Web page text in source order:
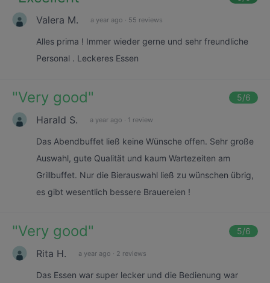
Valera M. a year ago · 55 reviews
Alles prima ! Immer wieder gerne und sehr freundliche
Personal . Leckeres Essen
"Very good" 5/6
Harald S. a year ago · 1 review
Das Abendbuffet ließ keine Wünsche offen. Sehr große
Auswahl, gute Qualität und kaum Wartezeiten am
Grillbuffet. Nur die Bierauswahl ließ zu wünschen übrig,
es gibt wesentlich bessere Brauereien !
"Very good" 5/6
Rita H. a year ago · 2 reviews
Das Essen war super lecker und die Bedienung war